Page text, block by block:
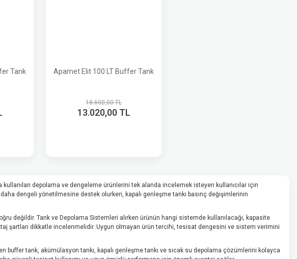
Tank Apamet Elit 100 LT Buffer Tank
18.600,00 TL
13.020,00 TL
depolama ve dengeleme ürünlerini tek alanda incelemek isteyen kullanıcılar için
dengeli yönetilmesine destek olurken, kapalı genleşme tankı basınç değişimlerinin
değildir. Tank ve Depolama Sistemleri alırken ürünün hangi sistemde kullanılacağı, kapasite
şartları dikkatle incelenmelidir. Uygun olmayan ürün tercihi, tesisat dengesini ve sistem verimini
buffer tank, akümülasyon tankı, kapalı genleşme tankı ve sıcak su depolama çözümlerini kolayca